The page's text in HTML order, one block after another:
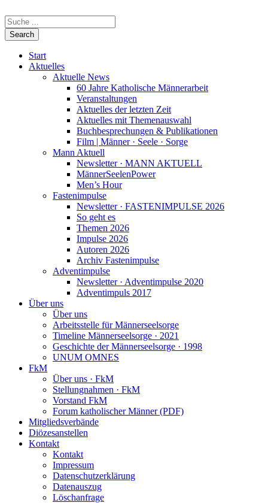
Start
Aktuelles
Aktuelle News
60 Jahre Katholische Männerarbeit
Veranstaltungen
Aktuelles der letzten Zeit
Aktuelles mit Themenauswahl
Buchbesprechungen & Publikationen
Film | Männer · Seele · Sorge
Mann Aktuell
Newsletter · MANN AKTUELL
MännerSeelenPower
Men’s Hour
Fastenimpulse
Newsletter · FASTENIMPULSE 2026
So geht es
Themen 2026
Impulse 2026
Autoren 2026
Archiv Fastenimpulse
Adventimpulse
Newsletter · Adventimpulse 2020
Adventimpuls 2017
Über uns
Über uns
Arbeitsstelle für Männerseelsorge
Timeline Männerseelsorge · 2021
Geschichte der Männerseelsorge · 1998
UNUM OMNES
FkM
Über uns · FkM
Stellungnahmen · FkM
Vorstand FkM
Forum katholischer Männer (PDF)
Mitgliedsverbände
Diözesanstellen
Kontakt
Kontakt
Impressum
Datenschutzerklärung
Datenauszug
Löschanfrage